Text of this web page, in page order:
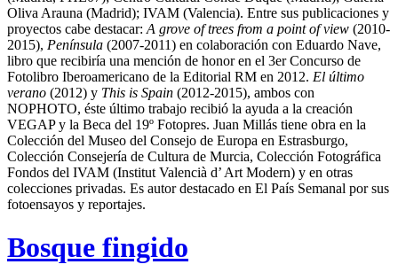
Oliva Arauna (Madrid); IVAM (Valencia). Entre sus publicaciones y
proyectos cabe destacar: A grove of trees from a point of view (2010-
2015), Península (2007-2011) en colaboración con Eduardo Nave,
libro que recibiría una mención de honor en el 3er Concurso de
Fotolibro Iberoamericano de la Editorial RM en 2012. El último
verano (2012) y This is Spain (2012-2015), ambos con
NOPHOTO, éste último trabajo recibió la ayuda a la creación
VEGAP y la Beca del 19º Fotopres. Juan Millás tiene obra en la
Colección del Museo del Consejo de Europa en Estrasburgo,
Colección Consejería de Cultura de Murcia, Colección Fotográfica
Fondos del IVAM (Institut Valencià d’ Art Modern) y en otras
colecciones privadas. Es autor destacado en El País Semanal por sus
fotoensayos y reportajes.
Bosque fingido